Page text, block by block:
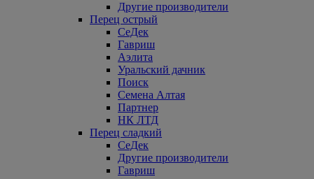
Другие производители
Перец острый
СеДек
Гавриш
Аэлита
Уральский дачник
Поиск
Семена Алтая
Партнер
НК ЛТД
Перец сладкий
СеДек
Другие производители
Гавриш